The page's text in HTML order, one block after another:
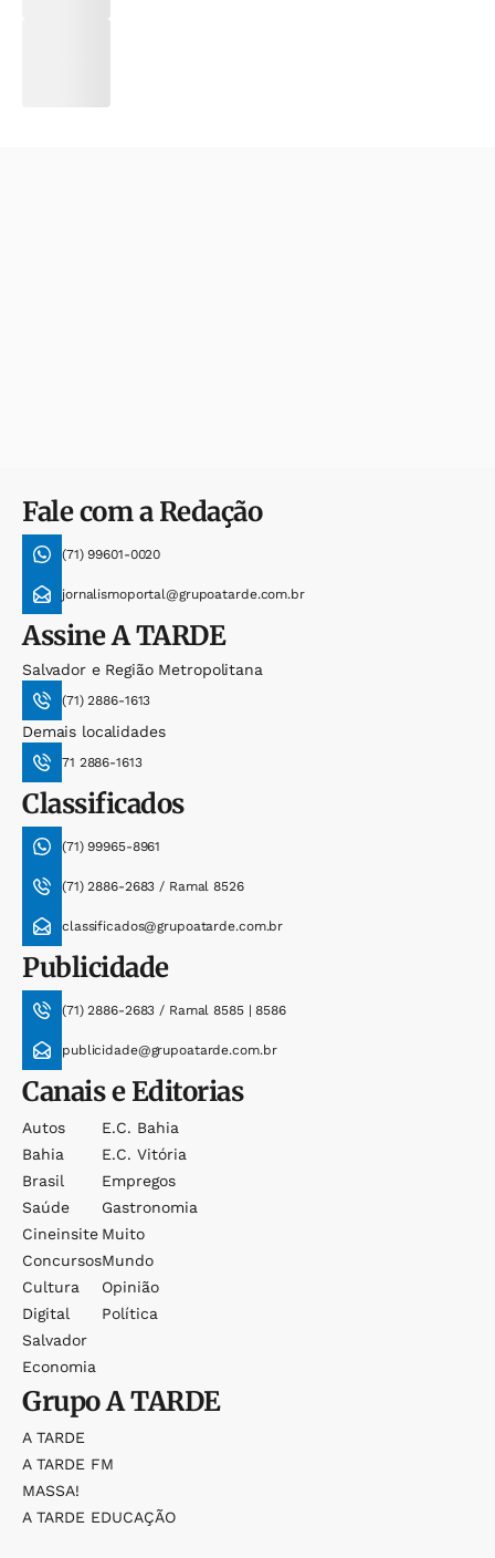
Fale com a Redação
(71) 99601-0020
jornalismoportal@grupoatarde.com.br
AssineA TARDE
Salvador e Região Metropolitana
(71) 2886-1613
Demais localidades
71 2886-1613
Classificados
(71) 99965-8961
(71) 2886-2683 / Ramal 8526
classificados@grupoatarde.com.br
Publicidade
(71) 2886-2683 / Ramal 8585 | 8586
publicidade@grupoatarde.com.br
Canais e Editorias
Autos
Bahia
Brasil
Saúde
Cineinsite
Concursos
Cultura
Digital
Salvador
Economia
E.c. Bahia
E.c. Vitória
Empregos
Gastronomia
Muito
Mundo
Opinião
Política
GrupoA TARDE
A TARDE
A TARDE FM
MASSA!
A TARDE EDUCAÇÃO